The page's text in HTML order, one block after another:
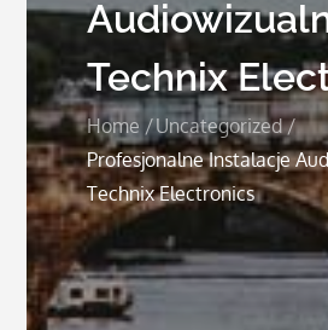
Technix
Home
Uncategorized
Profesjonalne Instalacje
Technix Electronics